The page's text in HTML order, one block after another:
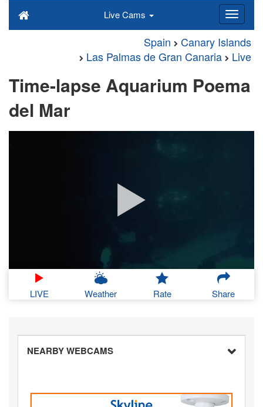
Live Cams
Spain
Canary Islands
Las Palmas de Gran Canaria
Live
Time-lapse Aquarium Poema
del Mar
LIVE Weather Rate Share
NEARBY WEBCAMS